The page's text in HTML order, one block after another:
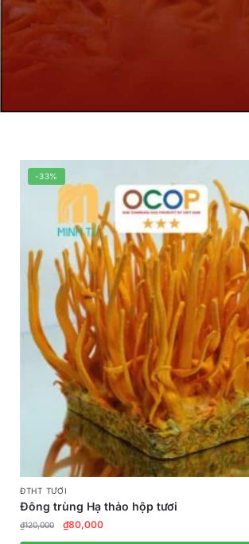
-33%
ĐTHT TƯƠI
Đông trùng Hạ thảo hộp tươi
₫120,000 ₫80,000